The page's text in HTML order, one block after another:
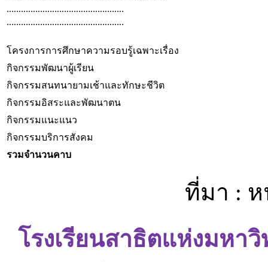
.................................................
.................................................
โครงการการศึกษาความรอบรู้เฉพาะเรื่อง
กิจกรรมพัฒนาผู้เรียน
กิจกรรมสนทนายามเช้าและทักษะชีวิต
กิจกรรมอิสระและพัฒนาตน
กิจกรรมแนะแนว
กิจกรรมบริการสังคม
รวมจำนวนคาบ
ที่มา :
โรงเรียนสาธิตแห่งมหา